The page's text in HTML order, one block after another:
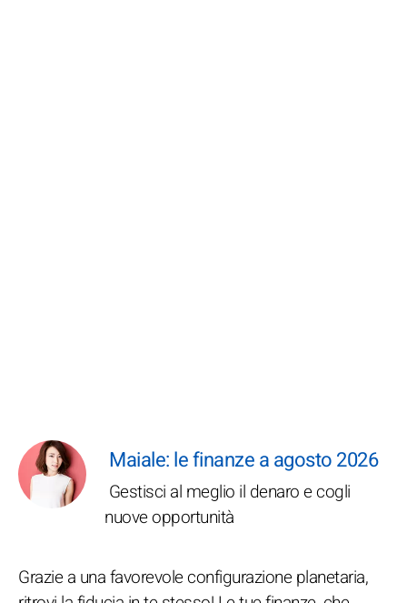
Maiale: le finanze a agosto 2026
Gestisci al meglio il denaro e cogli
nuove opportunità
Grazie a una favorevole configurazione planetaria,